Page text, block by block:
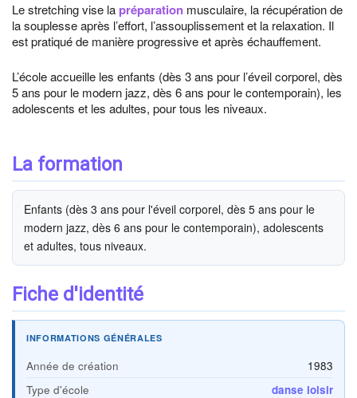
Le stretching vise la préparation musculaire, la récupération de
la souplesse après l’effort, l’assouplissement et la relaxation. Il
est pratiqué de manière progressive et après échauffement.
L’école accueille les enfants (dès 3 ans pour l’éveil corporel, dès
5 ans pour le modern jazz, dès 6 ans pour le contemporain), les
adolescents et les adultes, pour tous les niveaux.
La formation
Enfants (dès 3 ans pour l'éveil corporel, dès 5 ans pour le
modern jazz, dès 6 ans pour le contemporain), adolescents
et adultes, tous niveaux.
Fiche d'identité
INFORMATIONS GÉNÉRALES
Année de création
1983
Type d'école
danse loisir